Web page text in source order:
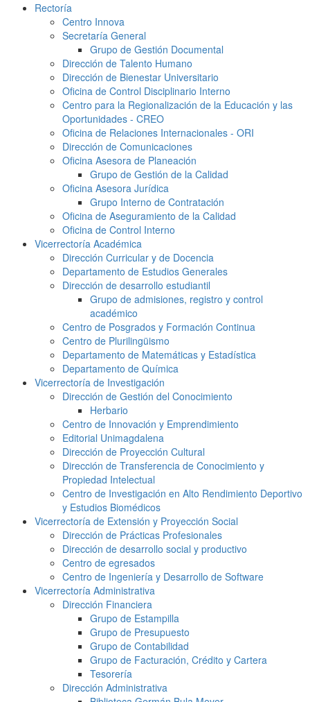
Rectoría
Centro Innova
Secretaría General
Grupo de Gestión Documental
Dirección de Talento Humano
Dirección de Bienestar Universitario
Oficina de Control Disciplinario Interno
Centro para la Regionalización de la Educación y las
Oportunidades - CREO
Oficina de Relaciones Internacionales - ORI
Dirección de Comunicaciones
Oficina Asesora de Planeación
Grupo de Gestión de la Calidad
Oficina Asesora Jurídica
Grupo Interno de Contratación
Oficina de Aseguramiento de la Calidad
Oficina de Control Interno
Vicerrectoría Académica
Dirección Curricular y de Docencia
Departamento de Estudios Generales
Dirección de desarrollo estudiantil
Grupo de admisiones, registro y control
académico
Centro de Posgrados y Formación Continua
Centro de Plurilingüismo
Departamento de Matemáticas y Estadística
Departamento de Química
Vicerrectoría de Investigación
Dirección de Gestión del Conocimiento
Herbario
Centro de Innovación y Emprendimiento
Editorial Unimagdalena
Dirección de Proyección Cultural
Dirección de Transferencia de Conocimiento y
Propiedad Intelectual
Centro de Investigación en Alto Rendimiento Deportivo
y Estudios Biomédicos
Vicerrectoría de Extensión y Proyección Social
Dirección de Prácticas Profesionales
Dirección de desarrollo social y productivo
Centro de egresados
Centro de Ingeniería y Desarrollo de Software
Vicerrectoría Administrativa
Dirección Financiera
Grupo de Estampilla
Grupo de Presupuesto
Grupo de Contabilidad
Grupo de Facturación, Crédito y Cartera
Tesorería
Dirección Administrativa